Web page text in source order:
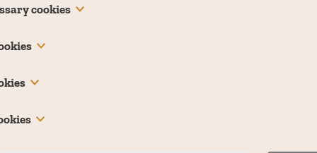
cookies
are necessary for the website to function and cannot be
are usually only set in response to actions made by
for services, such as setting your privacy
You can set your browser to block or alert you about
information.
“functionality cookies,” these cookies allow a website to
made in the past, like what language you prefer, what
reports for, or what your user name and password are
log in.
“performance cookies,” these cookies collect information
like which pages you visited and which links you clicked
track your online activity to help advertisers deliver more